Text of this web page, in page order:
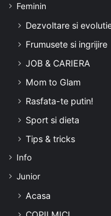
Feminin
Dezvoltare si
Frumusete si ingrijire
JOB & CARIERA
Mom to Glam
Rasfata-te putin!
Sport si dieta
Tips & tricks
Info
Junior
Acasa